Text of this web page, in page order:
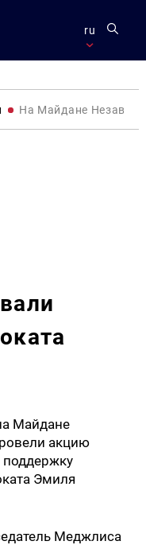
ru
На Майдане
Майдане
акцию
Эмиля
Меджлиса